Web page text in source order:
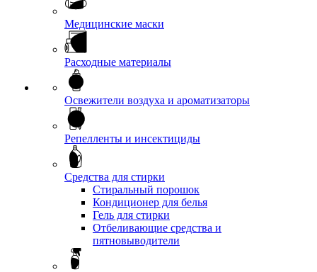
Медицинские маски
Расходные материалы
Освежители воздуха и ароматизаторы
Репелленты и инсектициды
Средства для стирки
Стиральный порошок
Кондиционер для белья
Гель для стирки
Отбеливающие средства и
пятновыводители